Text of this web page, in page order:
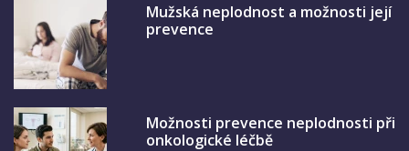
Mužská neplodnost a možnosti její
prevence
Možnosti prevence neplodnosti při
onkologické léčbě